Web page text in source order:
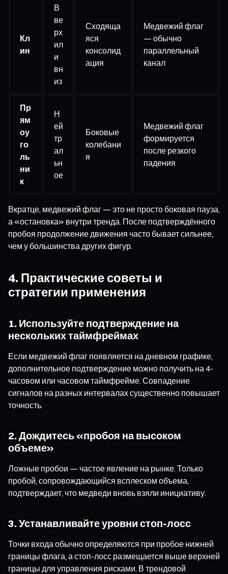
Кл
ин
В
ве
рх
ил
и
вн
из
Сходяща
яся
консолид
ация
Медвежий флаг
— обычно
параллельный
канал
Пр
ям
оу
го
ль
ни
к
Н
ей
тр
ал
ьн
ое
Боковые
колебани
я
Медвежий флаг
формируется
после резкого
падения
Вкратце, медвежий флаг — это не просто боковая пауза,
а «остановка» внутри тренда. После подтверждённого
пробоя продолжение движения часто бывает сильнее,
чем у большинства других фигур.
4. Практические советы и
стратегии применения
1. Используйте подтверждение на
нескольких таймфреймах
Если медвежий флаг появляется на дневном графике,
дополнительное подтверждение можно получить на 4-
часовом или часовом таймфрейме. Совпадение
сигналов на разных интервалах существенно повышает
точность.
2. Дождитесь «пробоя на высоком
объеме»
Ложные пробои — частое явление на рынке. Только
пробой, сопровождающийся всплеском объема,
подтверждает, что медведи вновь взяли инициативу.
3. Устанавливайте уровни стоп-лосс
Точки входа обычно определяются при пробое нижней
границы флага, а стоп-лосс размещается выше верхней
границы для управления рисками. В трендовой